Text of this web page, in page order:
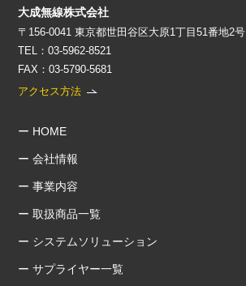
大成無線株式会社
〒156-0041 東京都世田谷区大原1丁目51番地2号
TEL：03-5962-8521
FAX：03-5790-5681
アクセス方法
ー HOME
ー 会社情報
ー 事業内容
ー 取扱商品一覧
ー システムソリューション
ー サプライヤー一覧